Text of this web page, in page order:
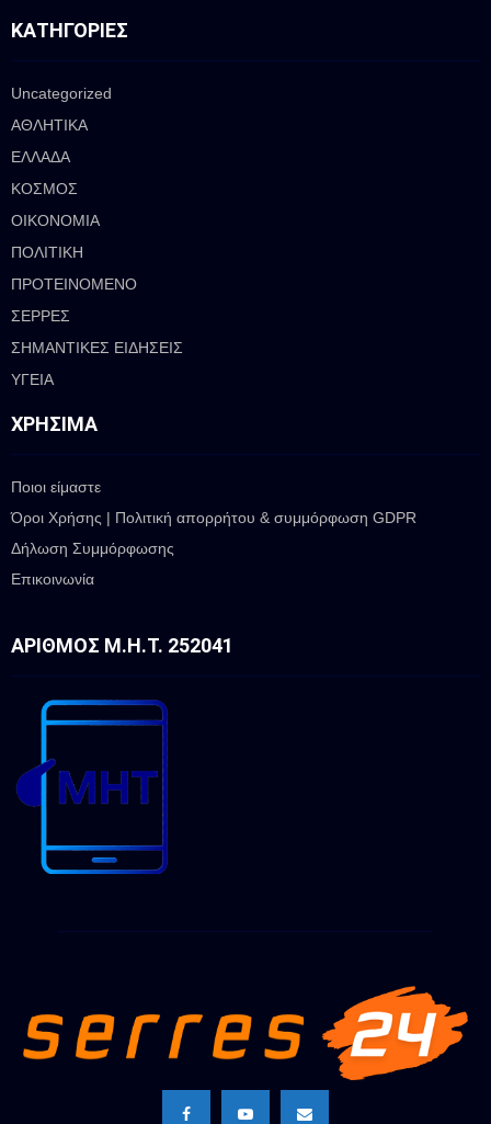
ΚΑΤΗΓΟΡΊΕΣ
Uncategorized
ΑΘΛΗΤΙΚΑ
ΕΛΛΑΔΑ
ΚΟΣΜΟΣ
ΟΙΚΟΝΟΜΙΑ
ΠΟΛΙΤΙΚΗ
ΠΡΟΤΕΙΝΟΜΕΝΟ
ΣΕΡΡΕΣ
ΣΗΜΑΝΤΙΚΕΣ ΕΙΔΗΣΕΙΣ
ΥΓΕΙΑ
ΧΡΉΣΙΜΑ
Ποιοι είμαστε
Όροι Χρήσης | Πολιτική απορρήτου & συμμόρφωση GDPR
Δήλωση Συμμόρφωσης
Επικοινωνία
ΑΡΙΘΜΌΣ Μ.Η.Τ. 252041